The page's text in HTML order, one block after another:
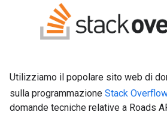
Utilizziamo il popolare sito web di
sulla programmazione Stack
domande tecniche relative a Roads